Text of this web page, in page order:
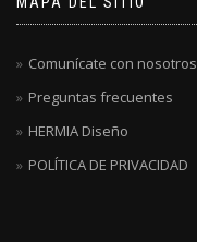
Comunícate con nosotros
Preguntas frecuentes
HERMIA Diseño
POLÍTICA DE PRIVACIDAD